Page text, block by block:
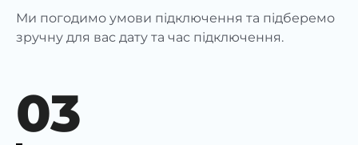
Ми погодимо умови підключення та підберемо
зручну для вас дату та час підключення.
03